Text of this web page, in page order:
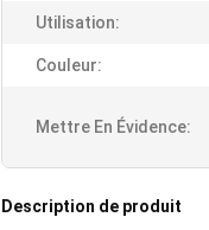
Utilisation:
Couleur:
Mettre En Évidence:
Description de produit